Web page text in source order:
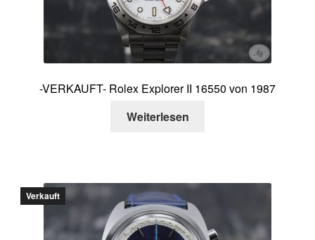
-VERKAUFT- Rolex Explorer II 16550 von 1987
Weiterlesen
Verkauft